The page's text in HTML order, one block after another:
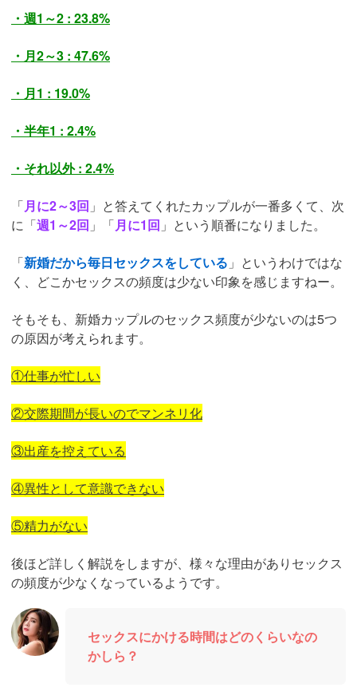
・週1～2 : 23.8%
・月2～3 : 47.6%
・月1 : 19.0%
・半年1 : 2.4%
・それ以外 : 2.4%
「月に2～3回 」と答えてくれたカップルが一番多くて、次
に「週1～2回 」「月に1回 」という順番になりました。
「新婚だから毎日セックスをしている 」というわけではな
く、どこかセックスの頻度は少ない印象を感じますねー。
そもそも、新婚カップルのセックス頻度が少ないのは5つ
の原因が考えられます。
①仕事が忙しい
②交際期間が長いのでマンネリ化
③出産を控えている
④異性として意識できない
⑤精力がない
後ほど詳しく解説をしますが、様々な理由がありセックス
の頻度が少なくなっているようです。
セックスにかける時間はどのくらいなの
かしら？